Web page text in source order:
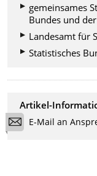
gemeinsames
Bundes und
Landesamt für
Statistisches
Artikel-
E-Mail an